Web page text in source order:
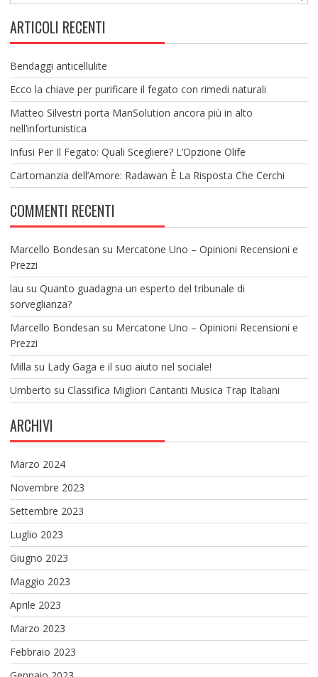
ARTICOLI RECENTI
Bendaggi anticellulite
Ecco la chiave per purificare il fegato con rimedi naturali
Matteo Silvestri porta ManSolution ancora più in alto
nell’infortunistica
Infusi Per Il Fegato: Quali Scegliere? L’Opzione Olife
Cartomanzia dell’Amore: Radawan È La Risposta Che Cerchi
COMMENTI RECENTI
Marcello Bondesan su Mercatone Uno – Opinioni Recensioni e
Prezzi
lau su Quanto guadagna un esperto del tribunale di
sorveglianza?
Marcello Bondesan su Mercatone Uno – Opinioni Recensioni e
Prezzi
Milla su Lady Gaga e il suo aiuto nel sociale!
Umberto su Classifica Migliori Cantanti Musica Trap Italiani
ARCHIVI
Marzo 2024
Novembre 2023
Settembre 2023
Luglio 2023
Giugno 2023
Maggio 2023
Aprile 2023
Marzo 2023
Febbraio 2023